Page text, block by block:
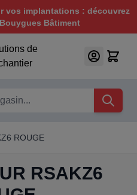
vos implantations : découvrez
Bâtiment
ROUGE
RSAKZ6